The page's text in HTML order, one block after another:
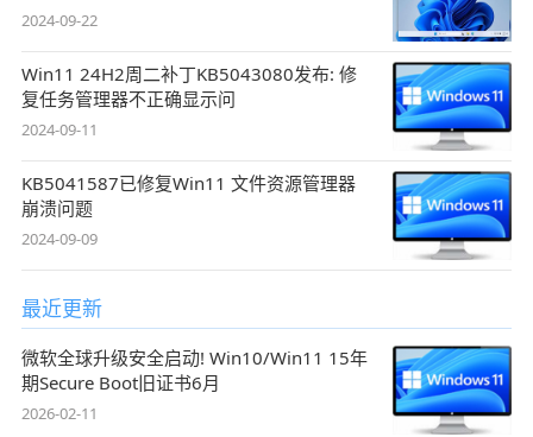
2024-09-22
Win11 24H2周二补丁KB5043080发布: 修
复任务管理器不正确显示问
2024-09-11
KB5041587已修复Win11 文件资源管理器
崩溃问题
2024-09-09
最近更新
微软全球升级安全启动! Win10/Win11 15年
期Secure Boot旧证书6月
2026-02-11